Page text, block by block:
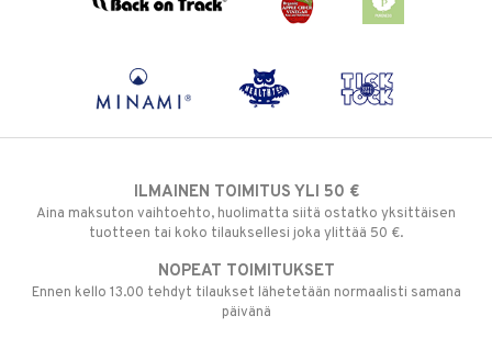
ILMAINEN TOIMITUS YLI 50 €
Aina maksuton vaihtoehto, huolimatta siitä ostatko yksittäisen
tuotteen tai koko tilauksellesi joka ylittää 50 €.
NOPEAT TOIMITUKSET
Ennen kello 13.00 tehdyt tilaukset lähetetään normaalisti samana
päivänä